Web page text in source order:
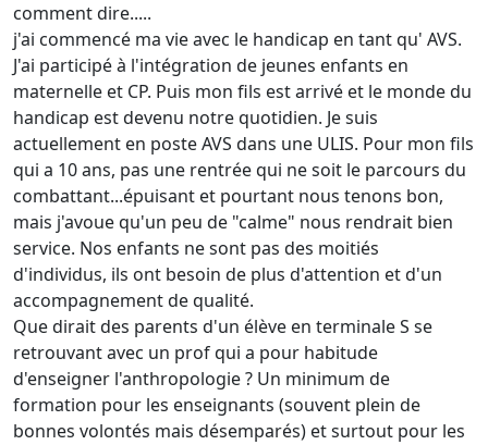
comment dire.....
j'ai commencé ma vie avec le handicap en tant qu' AVS.
J'ai participé à l'intégration de jeunes enfants en
maternelle et CP. Puis mon fils est arrivé et le monde du
handicap est devenu notre quotidien. Je suis
actuellement en poste AVS dans une ULIS. Pour mon fils
qui a 10 ans, pas une rentrée qui ne soit le parcours du
combattant...épuisant et pourtant nous tenons bon,
mais j'avoue qu'un peu de "calme" nous rendrait bien
service. Nos enfants ne sont pas des moitiés
d'individus, ils ont besoin de plus d'attention et d'un
accompagnement de qualité.
Que dirait des parents d'un élève en terminale S se
retrouvant avec un prof qui a pour habitude
d'enseigner l'anthropologie ? Un minimum de
formation pour les enseignants (souvent plein de
bonnes volontés mais désemparés) et surtout pour les